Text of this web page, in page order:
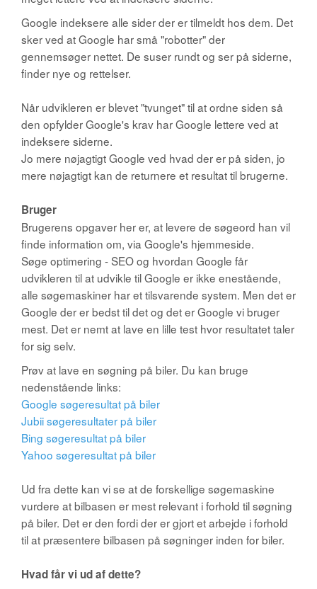
Google indeksere alle sider der er tilmeldt hos dem. Det
sker ved at Google har små "robotter" der
gennemsøger nettet. De suser rundt og ser på siderne,
finder nye og rettelser.
Når udvikleren er blevet "tvunget" til at ordne siden så
den opfylder Google's krav har Google lettere ved at
indeksere siderne.
Jo mere nøjagtigt Google ved hvad der er på siden, jo
mere nøjagtigt kan de returnere et resultat til brugerne.
Bruger
Brugerens opgaver her er, at levere de søgeord han vil
finde information om, via Google's hjemmeside.
Søge optimering - SEO og hvordan Google får
udvikleren til at udvikle til Google er ikke enestående,
alle søgemaskiner har et tilsvarende system. Men det er
Google der er bedst til det og det er Google vi bruger
mest. Det er nemt at lave en lille test hvor resultatet taler
for sig selv.
Prøv at lave en søgning på biler. Du kan bruge
nedenstående links:
Google søgeresultat på biler
Jubii søgeresultater på biler
Bing søgeresultat på biler
Yahoo søgeresultat på biler
Ud fra dette kan vi se at de forskellige søgemaskine
vurdere at bilbasen er mest relevant i forhold til søgning
på biler. Det er den fordi der er gjort et arbejde i forhold
til at præsentere bilbasen på søgninger inden for biler.
Hvad får vi ud af dette?